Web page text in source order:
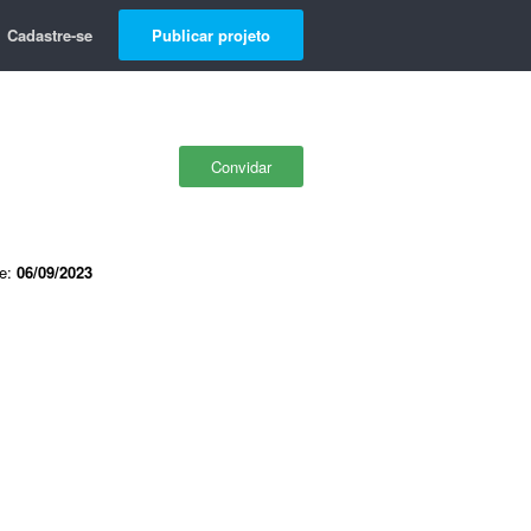
Cadastre-se Publicar projeto
Convidar
06/09/2023